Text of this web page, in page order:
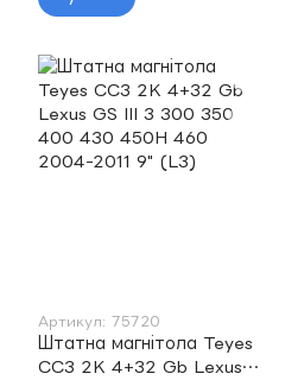
Артикул: 75720
Штатна магнітола Teyes
CC3 2K 4+32 Gb Lexus